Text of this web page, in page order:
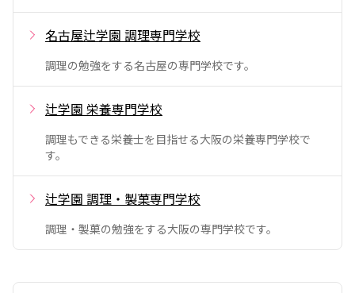
名古屋辻学園 調理専門学校
調理の勉強をする名古屋の専門学校です。
辻学園 栄養専門学校
調理もできる栄養士を目指せる大阪の栄養専門学校で
す。
辻学園 調理・製菓専門学校
調理・製菓の勉強をする大阪の専門学校です。